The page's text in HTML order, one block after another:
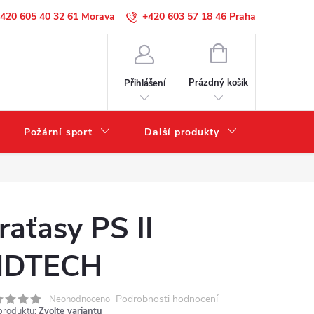
605 40 32 61 +420 603 57 18 46
Přihlášení
NÁKUPNÍ
Prázdný košík
Požární sport Další produkty
PS II
Neohodnoceno Podrobnosti hodnocení
Zvolte variantu